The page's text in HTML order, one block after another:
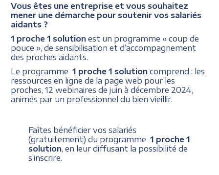
Vous êtes une entreprise et vous souhaitez
mener une démarche pour soutenir vos salariés
aidants ?
1 proche 1 solution est un programme « coup de
pouce », de sensibilisation et d’accompagnement
des proches aidants.
Le programme1 proche 1 solution comprend : les
ressources en ligne de la page web pour les
proches, 12 webinaires de juin à décembre 2024,
animés par un professionnel du bien vieillir.
Faîtes bénéficier vos salariés
(gratuitement) du programme1 proche 1
solution, en leur diffusant la possibilité de
s’inscrire.